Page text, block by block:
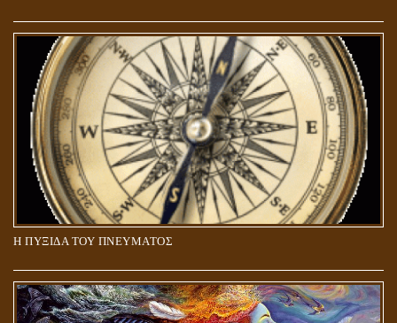
Η ΠΥΞΙΔΑ ΤΟΥ ΠΝΕΥΜΑΤΟΣ
5Η ΔΙΑΣΤΑΣΗ ΚΑΙ ΠΝΕΥΜΑΤΙΚΗ ΑΡΠΑΓΗ: ΔΥΟ ΔΙΑΦΟΡΕΤΙΚΕΣ
ΚΑΤΑΣΤΑΣΕΙΣ
ΑΠΟΣΤΟΛΟΣ ΠΑΥΛΟΣ: ΠΕΡΙ ΚΡΙΣΕΩΣ